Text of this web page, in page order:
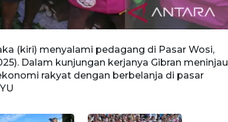
(kiri) menyalami pedagang di Pasar Wosi,
Dalam kunjungan kerjanya Gibran meninjau
rakyat dengan berbelanja di pasar